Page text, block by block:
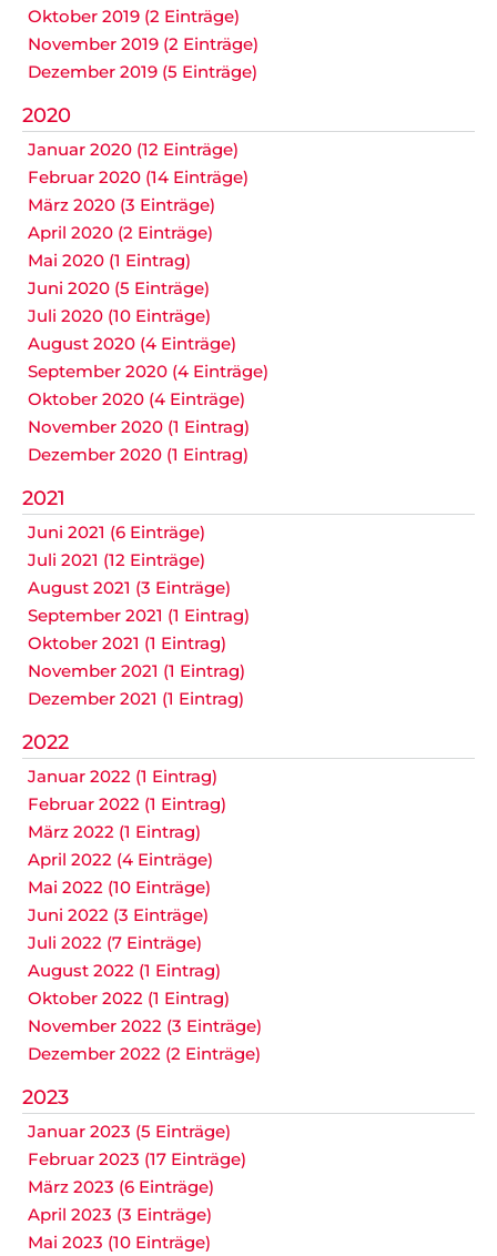
Oktober 2019 (2 Einträge)
November 2019 (2 Einträge)
Dezember 2019 (5 Einträge)
2020
Januar 2020 (12 Einträge)
Februar 2020 (14 Einträge)
März 2020 (3 Einträge)
April 2020 (2 Einträge)
Mai 2020 (1 Eintrag)
Juni 2020 (5 Einträge)
Juli 2020 (10 Einträge)
August 2020 (4 Einträge)
September 2020 (4 Einträge)
Oktober 2020 (4 Einträge)
November 2020 (1 Eintrag)
Dezember 2020 (1 Eintrag)
2021
Juni 2021 (6 Einträge)
Juli 2021 (12 Einträge)
August 2021 (3 Einträge)
September 2021 (1 Eintrag)
Oktober 2021 (1 Eintrag)
November 2021 (1 Eintrag)
Dezember 2021 (1 Eintrag)
2022
Januar 2022 (1 Eintrag)
Februar 2022 (1 Eintrag)
März 2022 (1 Eintrag)
April 2022 (4 Einträge)
Mai 2022 (10 Einträge)
Juni 2022 (3 Einträge)
Juli 2022 (7 Einträge)
August 2022 (1 Eintrag)
Oktober 2022 (1 Eintrag)
November 2022 (3 Einträge)
Dezember 2022 (2 Einträge)
2023
Januar 2023 (5 Einträge)
Februar 2023 (17 Einträge)
März 2023 (6 Einträge)
April 2023 (3 Einträge)
Mai 2023 (10 Einträge)
Navigation
überspringen
Anfahrt Impressum